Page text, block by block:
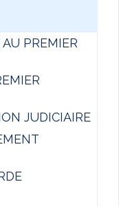
PREMIER
JUDICIAIRE